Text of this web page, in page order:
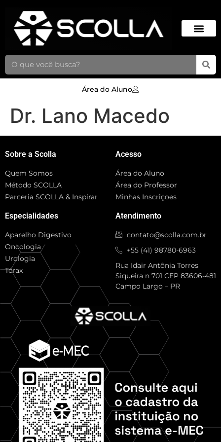
Área do Aluno
Dr. Lano Macedo
Sobre a Scolla
Quem Somos
Método SCOLLA
Parceria SCOLLA & Inspirar
Especialidades
Aparelho Digestivo
Oncologia
Urologia
Tórax
Acesso
Área do Aluno
Área do Professor
Minhas Inscriçoes
Atendimento
contato@scolla.com.br
+55 (41) 98780-6963
Rua Idair Antônia Torres
Siqueira n 701 CEP 83606-481
Campo Largo – PR